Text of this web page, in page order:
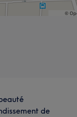
de